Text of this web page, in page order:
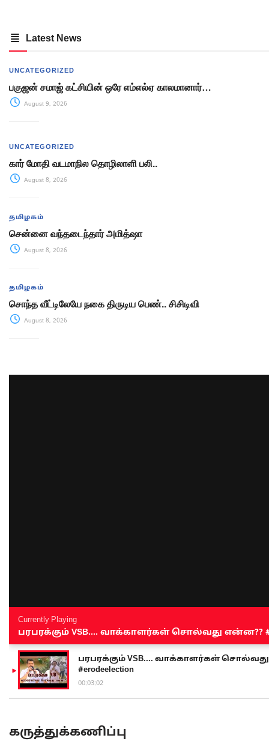
Latest News
UNCATEGORIZED
பகுஜன் சமாஜ் கட்சியின் ஒரே எம்எல்ஏ காலமானார்…
August 9, 2026
UNCATEGORIZED
கார் மோதி வடமாநில தொழிலாளி பலி..
August 8, 2026
தமிழகம்
சென்னை வந்தடைந்தார் அமித்ஷா
August 8, 2026
தமிழகம்
சொந்த வீட்டிலேயே நகை திருடிய பெண்.. சிசிடிவி
August 8, 2026
Currently Playing
பரபரக்கும் VSB.... வாக்காளர்கள் சொல்வது என்ன??
பரபரக்கும் VSB.... வாக்காளர்கள் சொல்வது
#erodeelection
00:03:02
கருத்துக்கணிப்பு